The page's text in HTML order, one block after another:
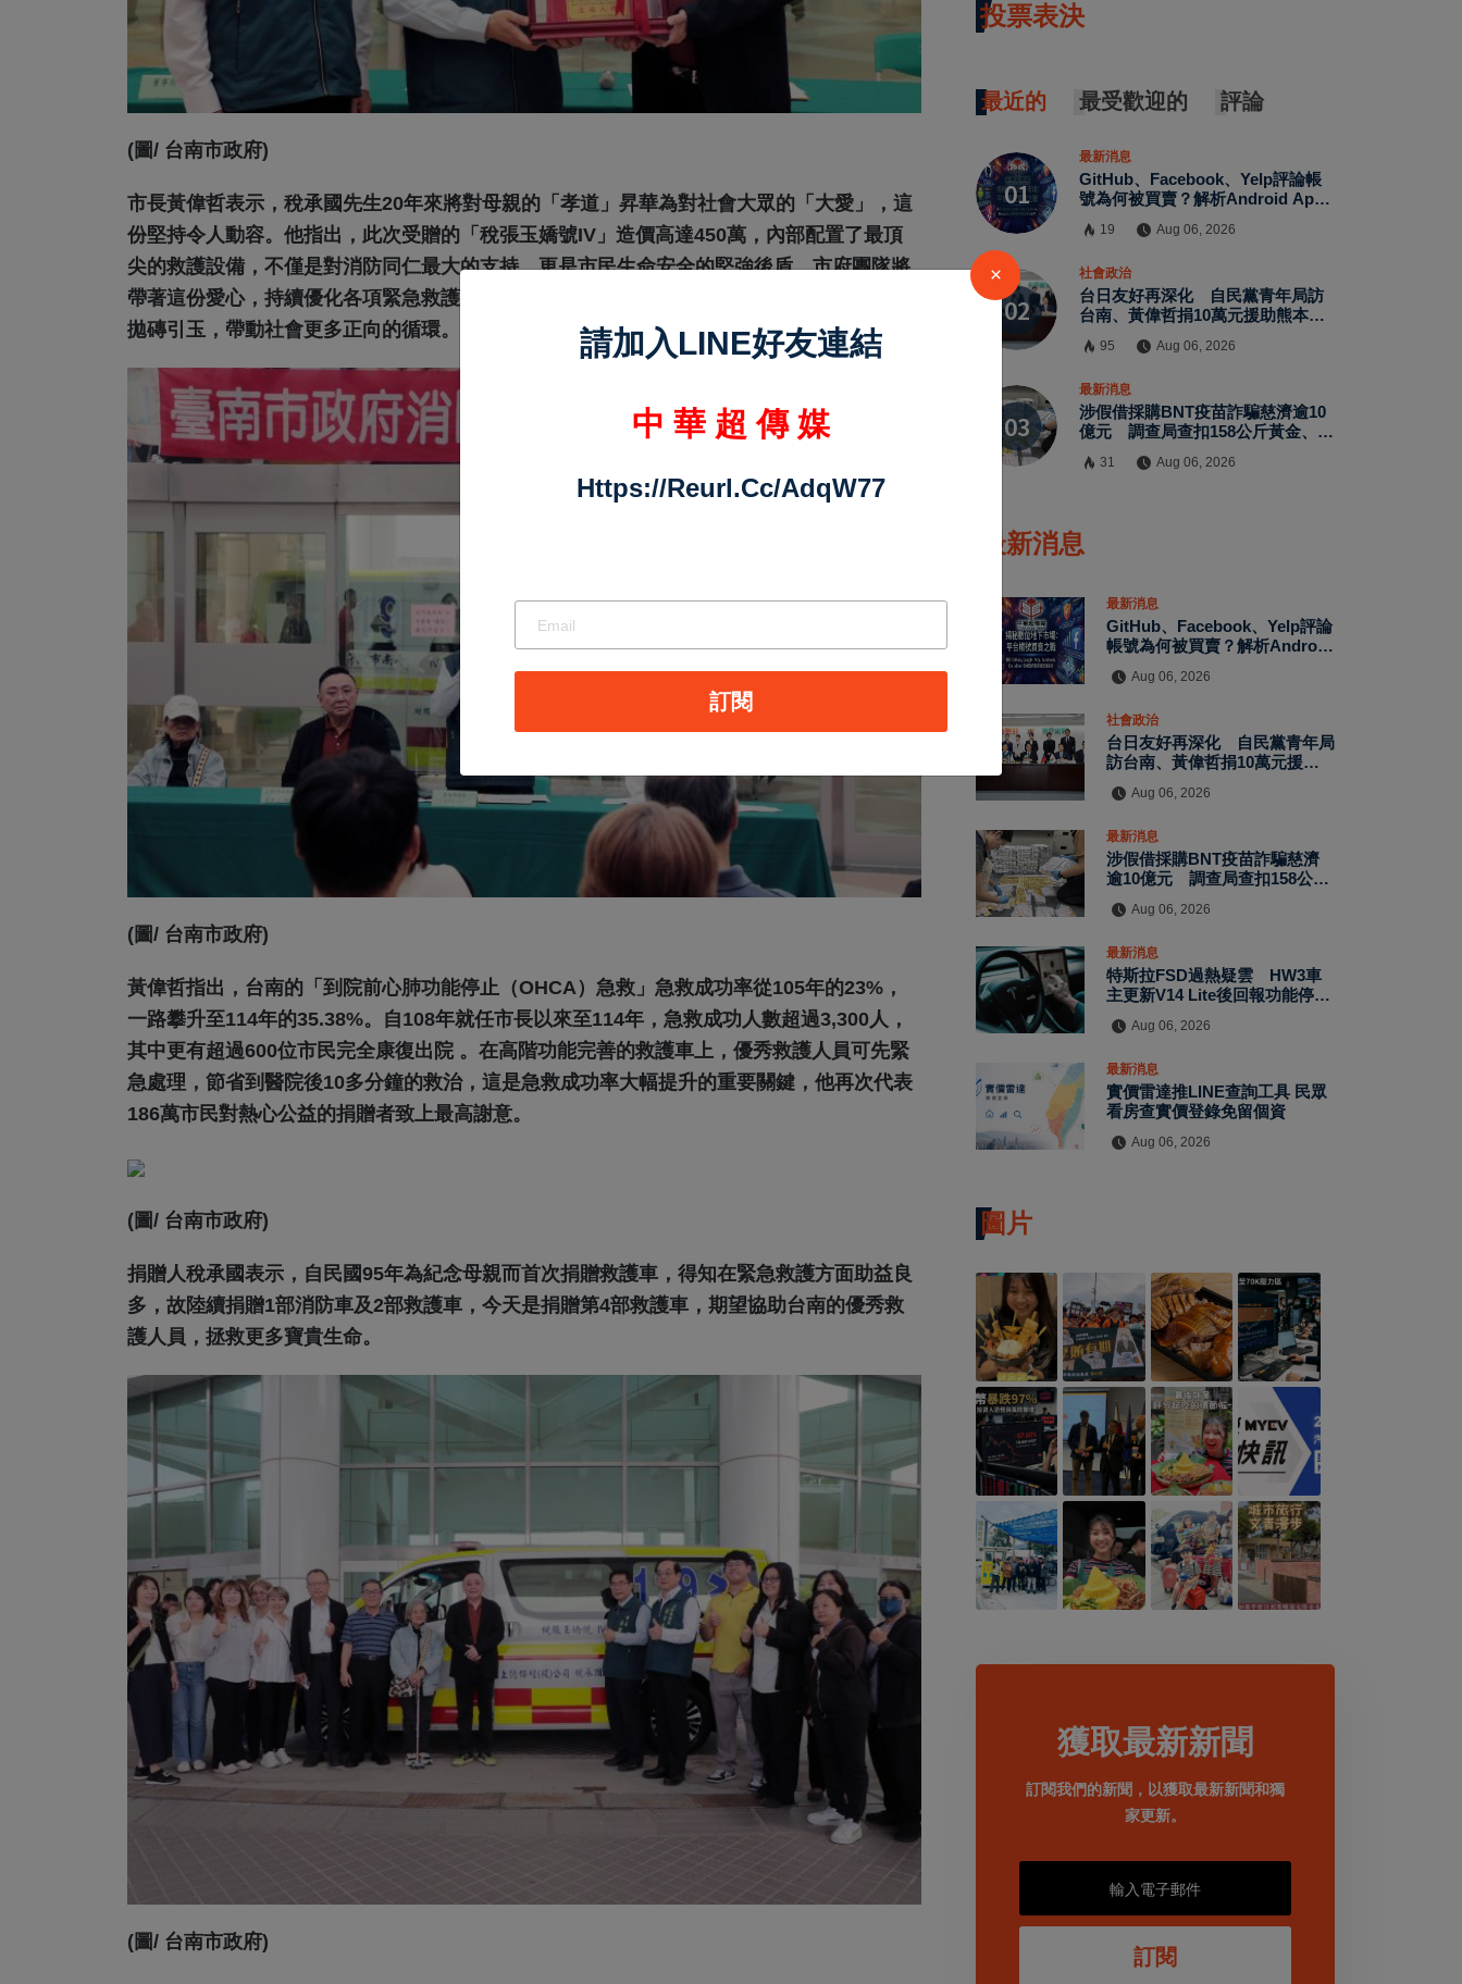
(圖/ 台南市政府)
市長黃偉哲表示，稅承國先生20年來將對母親的「孝道」昇華為對社會大眾的「大愛」，這
份堅持令人動容。他指出，此次受贈的「稅張玉嬌號IV」造價高達450萬，內部配置了最頂
尖的救護設備，不僅是對消防同仁最大的支持，更是市民生命安全的堅強後盾。市府團隊將
帶著這份愛心，持續優化各項緊急救護服務，讓這座城市更溫馨、更安全，也期盼此善舉能
拋磚引玉，帶動社會更多正向的循環。
(圖/ 台南市政府)
黃偉哲指出，台南的「到院前心肺功能停止（OHCA）急救」急救成功率從105年的23%，
一路攀升至114年的35.38%。自108年就任市長以來至114年，急救成功人數超過3,300人，
其中更有超過600位市民完全康復出院 。在高階功能完善的救護車上，優秀救護人員可先緊
急處理，節省到醫院後10多分鐘的救治，這是急救成功率大幅提升的重要關鍵，他再次代表
186萬市民對熱心公益的捐贈者致上最高謝意。
(圖/ 台南市政府)
捐贈人稅承國表示，自民國95年為紀念母親而首次捐贈救護車，得知在緊急救護方面助益良
多，故陸續捐贈1部消防車及2部救護車，今天是捐贈第4部救護車，期望協助台南的優秀救
護人員，拯救更多寶貴生命。
(圖/ 台南市政府)
投票表決
最近的 最受歡迎的 評論
最新消息
GitHub、Facebook、Yelp評論帳
號為何被買賣？解析Android App
黑灰產與AI防刷機制背後的數位信
19 Aug 06, 2026
社會政治
台日友好再深化 自民黨青年局訪
台南、黃偉哲捐10萬元援助熊本震
95 Aug 06, 2026
最新消息
涉假借採購BNT疫苗詐騙慈濟逾10
億元 調查局查扣158公斤黃金、豪
31 Aug 06, 2026
最新消息
最新消息
GitHub、Facebook、Yelp評論
帳號為何被買賣？解析Android
易、假評論黑灰產與AI防刷機制
Aug 06, 2026
社會政治
台日友好再深化 自民黨青年局
訪台南、黃偉哲捐10萬元援助
Aug 06, 2026
最新消息
涉假借採購BNT疫苗詐騙慈濟
逾10億元 調查局查扣158公斤
Aug 06, 2026
最新消息
特斯拉FSD過熱疑雲 HW3車
主更新V14 Lite後回報功能停
Aug 06, 2026
最新消息
實價雷達推LINE查詢工具 民眾
看房查實價登錄免留個資
Aug 06, 2026
圖片
獲取最新新聞
訂閱我們的新聞，以獲取最新新聞和獨
家更新。
訂閱
×
請加入LINE好友連結
中 華 超 傳 媒
Https://reurl.cc/adqW77
訂閱